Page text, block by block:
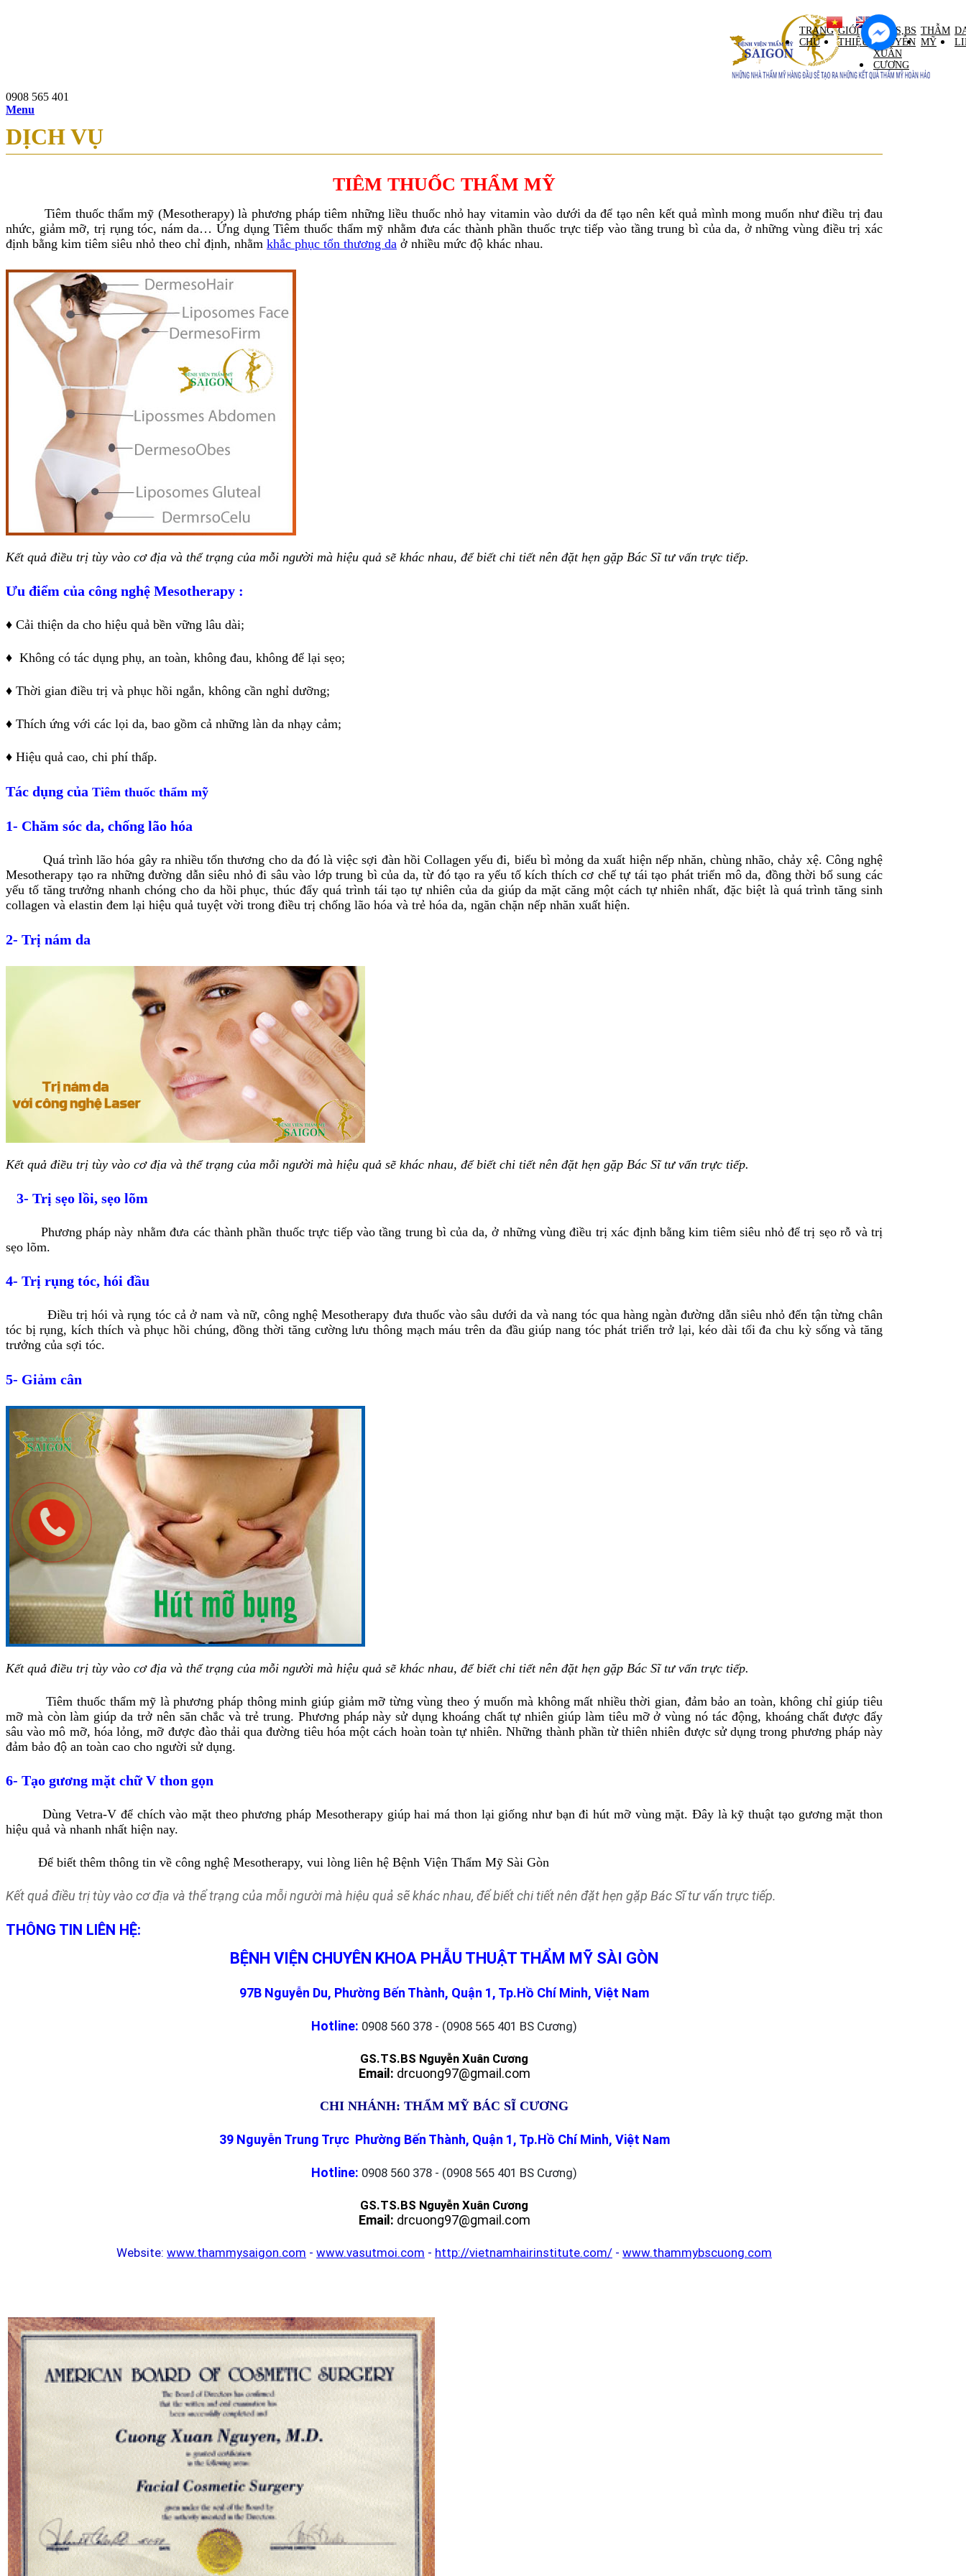
TRANG
CHỦ
GIỚI
THIỆU
GS,TS,BS
NGUYỄN
XUÂN
CƯƠNG
THẪM
MỸ
0908 565 401
Menu
DỊCH VỤ
TIÊM THUỐC THẨM MỸ
Tiêm thuốc thẩm mỹ (Mesotherapy)là phương pháp tiêm những liều thuốc nhỏ hay vitamin vào dưới da để tạo nên kết quả mình mong muốn như điều trị đau
nhức, giảm mỡ, trị rụng tóc, nám da… Ứng dụngTiêm thuốc thẩm mỹ nhằm đưa các thành phần thuốc trực tiếp vào tầng trung bì của da, ở những vùng điều trị xác
định bằng kim tiêm siêu nhỏ theo chỉ định, nhằm khắc phục tổn thương da ở nhiều mức độ khác nhau.
Kết quả điều trị tùy vào cơ địa và thể trạng của mỗi người mà hiệu quả sẽ khác nhau, để biết chi tiết nên đặt hẹn gặp Bác Sĩ tư vấn trực tiếp.
Ưu điểm của công nghệ Mesotherapy :
♦ Cải thiện da cho hiệu quả bền vững lâu dài;
♦ Không có tác dụng phụ, an toàn, không đau, không để lại sẹo;
♦ Thời gian điều trị và phục hồi ngắn, không cần nghỉ dưỡng;
♦ Thích ứng với các lọi da, bao gồm cả những làn da nhạy cảm;
♦ Hiệu quả cao, chi phí thấp.
Tác dụng của Tiêm thuốc thẩm mỹ
1- Chăm sóc da, chống lão hóa
Quá trình lão hóa gây ra nhiều tổn thương cho da đó là việc sợi đàn hồi Collagen yếu đi, biểu bì mỏng da xuất hiện nếp nhăn, chùng nhão, chảy xệ. Công nghệ
Mesotherapy tạo ra những đường dẫn siêu nhỏ đi sâu vào lớp trung bì của da, từ đó tạo ra yếu tố kích thích cơ chế tự tái tạo phát triển mô da, đồng thời bổ sung các
yếu tố tăng trưởng nhanh chóng cho da hồi phục, thúc đẩy quá trình tái tạo tự nhiên của da giúp da mặt căng một cách tự nhiên nhất, đặc biệt là quá trình tăng sinh
collagen và elastin đem lại hiệu quả tuyệt vời trong điều trị chống lão hóa và trẻ hóa da, ngăn chặn nếp nhăn xuất hiện.
2- Trị nám da
Kết quả điều trị tùy vào cơ địa và thể trạng của mỗi người mà hiệu quả sẽ khác nhau, để biết chi tiết nên đặt hẹn gặp Bác Sĩ tư vấn trực tiếp.
3- Trị sẹo lồi, sẹo lõm
Phương pháp này nhằm đưa các thành phần thuốc trực tiếp vào tầng trung bì của da, ở những vùng điều trị xác định bằng kim tiêm siêu nhỏ để trị sẹo rỗ và trị
sẹo lõm.
4- Trị rụng tóc, hói đầu
Điều trị hói và rụng tóc cả ở nam và nữ, công nghệ Mesotherapy đưa thuốc vào sâu dưới da và nang tóc qua hàng ngàn đường dẫn siêu nhỏ đến tận từng chân
tóc bị rụng, kích thích và phục hồi chúng, đồng thời tăng cường lưu thông mạch máu trên da đầu giúp nang tóc phát triển trở lại, kéo dài tối đa chu kỳ sống và tăng
trưởng của sợi tóc.
5- Giảm cân
Kết quả điều trị tùy vào cơ địa và thể trạng của mỗi người mà hiệu quả sẽ khác nhau, để biết chi tiết nên đặt hẹn gặp Bác Sĩ tư vấn trực tiếp.
Tiêm thuốc thẩm mỹ là phương pháp thông minh giúp giảm mỡ từng vùng theo ý muốn mà không mất nhiều thời gian, đảm bảo an toàn, không chỉ giúp tiêu
mỡ mà còn làm giúp da trở nên săn chắc và trẻ trung. Phương pháp này sử dụng khoáng chất tự nhiên giúp làm tiêu mỡ ở vùng nó tác động, khoáng chất được đẩy
sâu vào mô mỡ, hóa lỏng, mỡ được đào thải qua đường tiêu hóa một cách hoàn toàn tự nhiên. Những thành phần từ thiên nhiên được sử dụng trong phương pháp này
đảm bảo độ an toàn cao cho người sử dụng.
6- Tạo gương mặt chữ V thon gọn
Dùng Vetra-V để chích vào mặt theo phương pháp Mesotherapy giúp hai má thon lại giống như bạn đi hút mỡ vùng mặt. Đây là kỹ thuật tạo gương mặt thon
hiệu quả và nhanh nhất hiện nay.
Để biết thêm thông tin về công nghệ Mesotherapy, vui lòng liên hệ Bệnh Viện Thẩm Mỹ Sài Gòn
Kết quả điều trị tùy vào cơ địa và thể trạng của mỗi người mà hiệu quả sẽ khác nhau, để biết chi tiết nên đặt hẹn gặp Bác Sĩ tư vấn trực tiếp.
THÔNG TIN LIÊN HỆ:
BỆNH VIỆN CHUYÊN KHOA PHẪU THUẬT THẨM MỸ SÀI GÒN
97B Nguyễn Du, Phường Bến Thành, Quận 1, Tp.Hồ Chí Minh, Việt Nam
Hotline: 0908 560 378 - (0908 565 401 BS Cương)
GS.TS.BS Nguyễn Xuân Cương
Email: drcuong97@gmail.com
CHI NHÁNH: THẨM MỸ BÁC SĨ CƯƠNG
39 Nguyễn Trung Trực Phường Bến Thành, Quận 1, Tp.Hồ Chí Minh, Việt Nam
Hotline: 0908 560 378 - (0908 565 401 BS Cương)
GS.TS.BS Nguyễn Xuân Cương
Email: drcuong97@gmail.com
Website: www.thammysaigon.com - www.vasutmoi.com - http://vietnamhairinstitute.com/ - www.thammybscuong.com